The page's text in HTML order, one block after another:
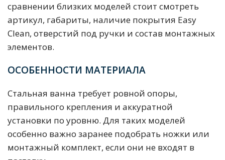
сравнении близких моделей стоит смотреть
артикул, габариты, наличие покрытия Easy
Clean, отверстий под ручки и состав монтажных
элементов.
ОСОБЕННОСТИ МАТЕРИАЛА
Стальная ванна требует ровной опоры,
правильного крепления и аккуратной
установки по уровню. Для таких моделей
особенно важно заранее подобрать ножки или
монтажный комплект, если они не входят в